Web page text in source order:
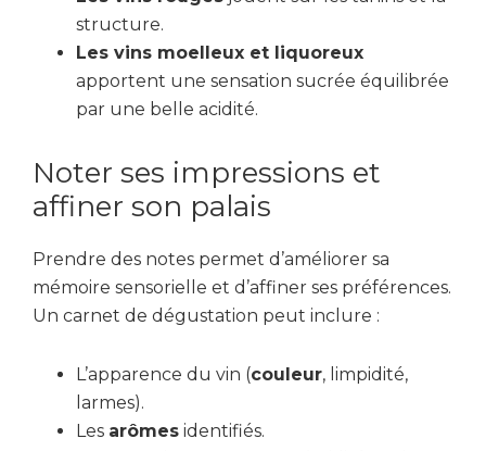
structure.
Les vins moelleux et liquoreux
apportent une sensation sucrée équilibrée
par une belle acidité.
Noter ses impressions et
affiner son palais
Prendre des notes permet d’améliorer sa
mémoire sensorielle et d’affiner ses préférences.
Un carnet de dégustation peut inclure :
L’apparence du vin (couleur, limpidité,
larmes).
Les arômes identifiés.